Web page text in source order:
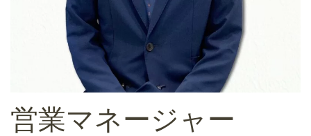
営業マネージャー